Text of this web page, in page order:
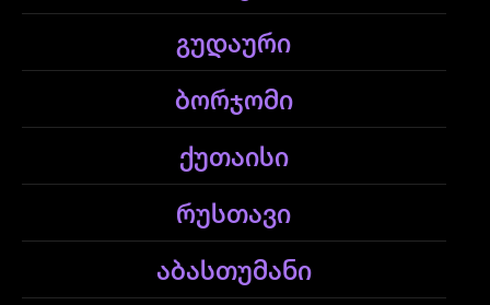
გუდაური
ბორჯომი
ქუთაისი
რუსთავი
აბასთუმანი